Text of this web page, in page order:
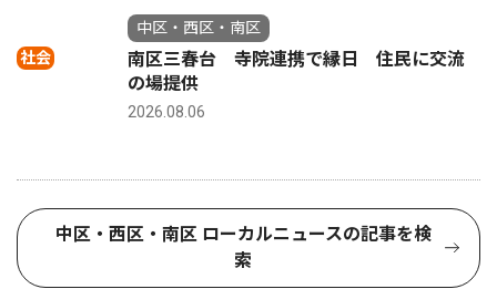
社会
中区・西区・南区
南区三春台 寺院連携で縁日 住民に交流
の場提供
2026.08.06
中区・西区・南区 ローカルニュースの記事を検
索